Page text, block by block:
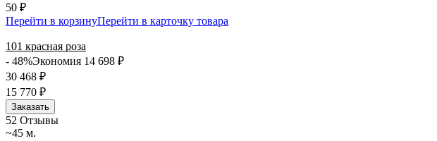
50 ₽
Перейти в корзинуПерейти в карточку товара
101 красная роза
- 48%Экономия 14 698 ₽
30 468 ₽
15 770 ₽
Заказать
52 Отзывы
~45 м.